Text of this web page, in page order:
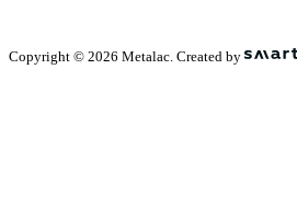
Copyright © 2026 Metalac. Created by